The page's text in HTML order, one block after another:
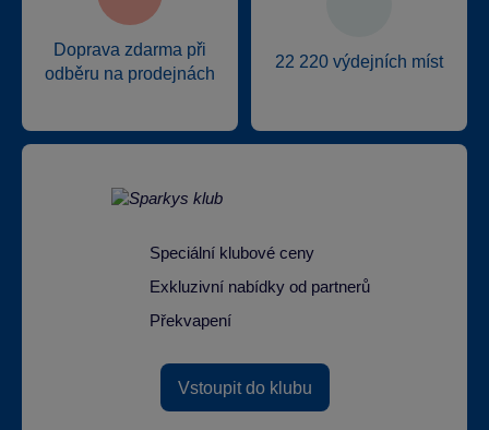
Doprava zdarma při
odběru na prodejnách
22 220 výdejních míst
Speciální klubové ceny
Exkluzivní nabídky od partnerů
Překvapení
Vstoupit do klubu